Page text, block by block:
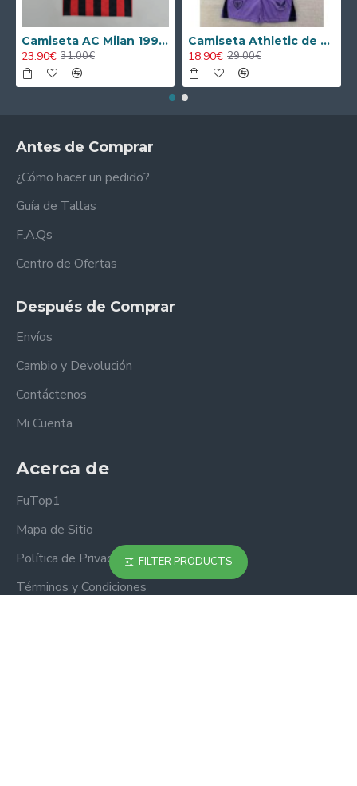
Camiseta AC Milan 1995/1996 Local Retro
23.90€ 31.00€
Camiseta Athletic de Bilbao 2024/2025 Alternativo Niño Kit
18.90€ 29.00€
Antes de Comprar
¿Cómo hacer un pedido?
Guía de Tallas
F.A.Qs
Centro de Ofertas
Después de Comprar
Envíos
Cambio y Devolución
Contáctenos
Mi Cuenta
Acerca de
FuTop1
Mapa de Sitio
Política de Privacidad
Términos y Condiciones
FILTER PRODUCTS